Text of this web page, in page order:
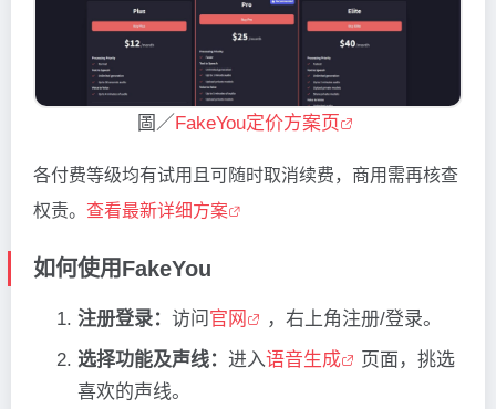
圖／ FakeYou定价方案页
各付费等级均有试用且可随时取消续费，商用需再核查
权责。 查看最新详细方案
如何使用FakeYou
注册登录： 访问 官网
，右上角注册/登录。
选择功能及声线： 进入语音生成
页面，挑选
喜欢的声线。